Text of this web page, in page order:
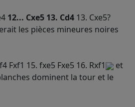
12... Cxe5 13. Cd4 13. Cxe5?
les pièces mineures noires
Fxf1 15. fxe5 Fxe5 16. Rxf1
et
dominent la tour et le